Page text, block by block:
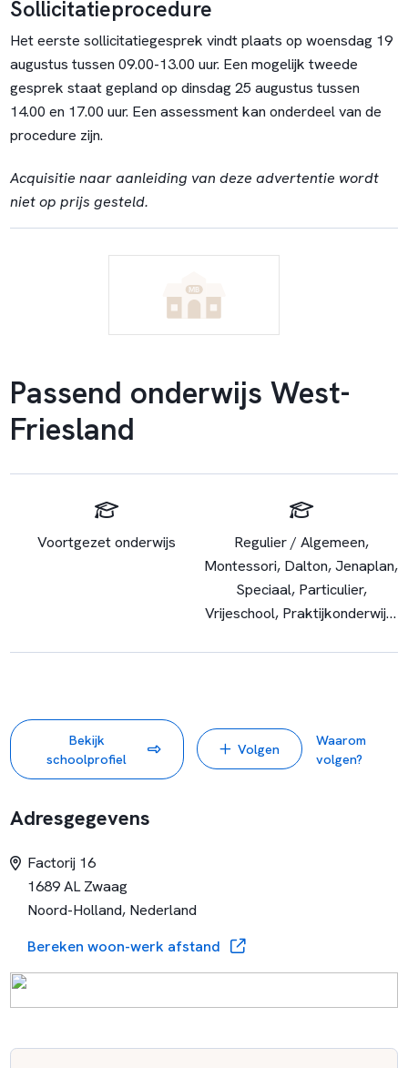
Sollicitatieprocedure
Het eerste sollicitatiegesprek vindt plaats op woensdag 19
augustus tussen 09.00-13.00 uur. Een mogelijk tweede
gesprek staat gepland op dinsdag 25 augustus tussen
14.00 en 17.00 uur. Een assessment kan onderdeel van de
procedure zijn.
Acquisitie naar aanleiding van deze advertentie wordt
niet op prijs gesteld.
Passend onderwijs West-
Friesland
Voortgezet onderwijs
Regulier / Algemeen,
Montessori, Dalton, Jenaplan,
Speciaal, Particulier,
Vrijeschool, Praktijkonderwijs,
Bekijk
schoolprofiel
Volgen
Waarom
volgen?
Adresgegevens
Factorij 16
1689 AL Zwaag
Noord-Holland, Nederland
Bereken woon-werk afstand